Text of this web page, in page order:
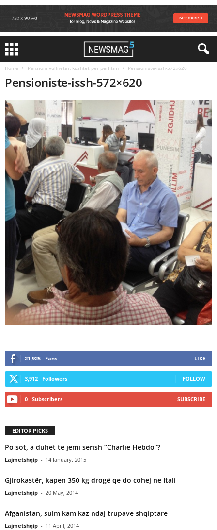
Home Pensioni vullnetar, kushtet per perfitim Pensioniste-issh-572x620
Pensioniste-issh-572×620
21,925 Fans LIKE
3,912 Followers FOLLOW
0 Subscribers SUBSCRIBE
EDITOR PICKS
Po sot, a duhet të jemi sërish “Charlie Hebdo”?
Lajmetshqip - 14 January, 2015
Gjirokastër, kapen 350 kg drogë qe do cohej ne Itali
Lajmetshqip - 20 May, 2014
Afganistan, sulm kamikaz ndaj trupave shqiptare
Lajmetshqip - 11 April, 2014